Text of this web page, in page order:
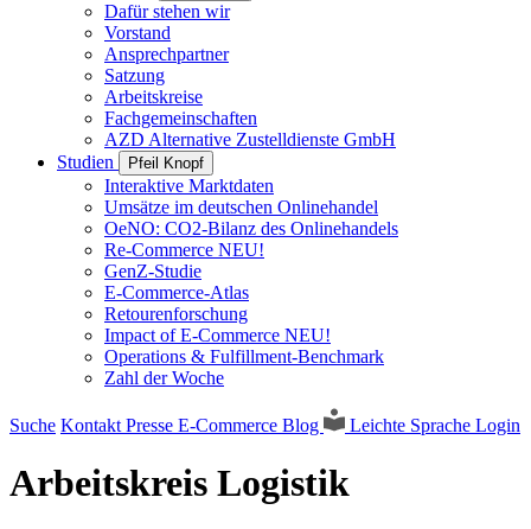
Dafür stehen wir
Vorstand
Ansprechpartner
Satzung
Arbeitskreise
Fachgemeinschaften
AZD Alternative Zustelldienste GmbH
Studien
Pfeil Knopf
Interaktive Marktdaten
Umsätze im deutschen Onlinehandel
OeNO: CO2-Bilanz des Onlinehandels
Re-Commerce NEU!
GenZ-Studie
E-Commerce-Atlas
Retourenforschung
Impact of E-Commerce NEU!
Operations & Fulfillment-Benchmark
Zahl der Woche
Suche Kontakt Presse E-Commerce Blog Leichte Sprache Login
Arbeitskreis Logistik